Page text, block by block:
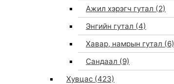
Ажил хэрэгч гутал (2)
Энгийн гутал (4)
Хавар, намрын гутал (6)
Сандаал (9)
Хувцас (423)